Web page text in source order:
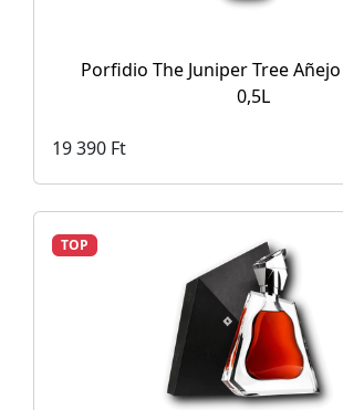
Porfidio The Juniper Tree
0,5L
19 390 Ft
TOP